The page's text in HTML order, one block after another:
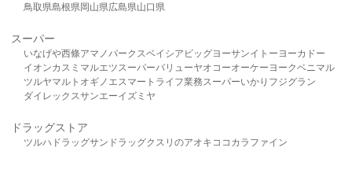
鳥取県島根県岡山県広島県山口県
スーパー
いなげや西條アマノパークスベイシア ビッグヨーサンイトーヨーカドー
イオンカスミ マルエツスーパーバリューヤオコーオーケー ヨークベニマル
ツルヤマルト オギノ エスマート ライフ業務スーパーいかり フジグラン
ダイレックスサンエーイズミヤ
ドラッグストア
ツルハドラッグサンドラッグクスリのアオキ ココカラファイン